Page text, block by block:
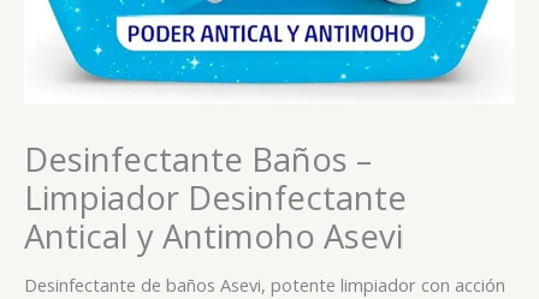
Desinfectante Baños –
Limpiador Desinfectante
Antical y Antimoho Asevi
Desinfectante de baños Asevi, potente limpiador con acción